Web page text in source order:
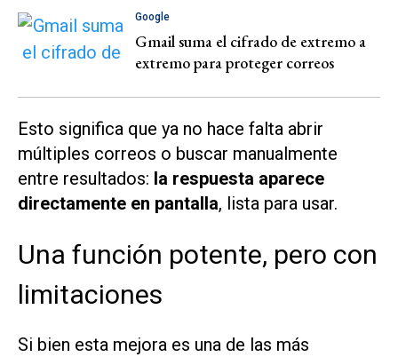
Google
Gmail suma el cifrado de extremo a
extremo para proteger correos
Esto significa que ya no hace falta abrir
múltiples correos o buscar manualmente
entre resultados: la respuesta aparece
directamente en pantalla, lista para usar.
Una función potente, pero con
limitaciones
Si bien esta mejora es una de las más